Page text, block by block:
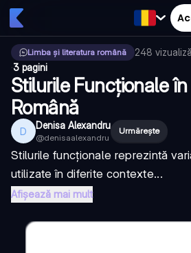
Limba și literatura română 248
·3 pagini
Stilurile Funcționale
Română
D Denisa Alexandru
@denisaalexandru
Urmărește
Stilurile funcționale reprezintă
utilizate în diferite contexte...
Afișează mai mult